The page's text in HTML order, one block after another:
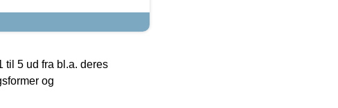
til 5 ud fra bl.a. deres
og